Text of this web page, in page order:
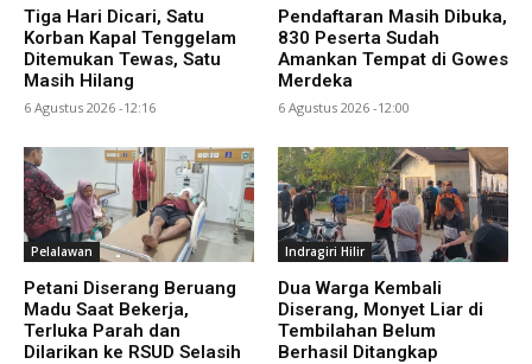
Tiga Hari Dicari, Satu
Korban Kapal Tenggelam
Ditemukan Tewas, Satu
Masih Hilang
6 Agustus 2026 -12:16
Pendaftaran Masih Dibuka,
830 Peserta Sudah
Amankan Tempat di Gowes
Merdeka
6 Agustus 2026 -12:00
Pelalawan
Petani Diserang Beruang
Madu Saat Bekerja,
Terluka Parah dan
Dilarikan ke RSUD Selasih
Indragiri Hilir
Dua Warga Kembali
Diserang, Monyet Liar di
Tembilahan Belum
Berhasil Ditangkap